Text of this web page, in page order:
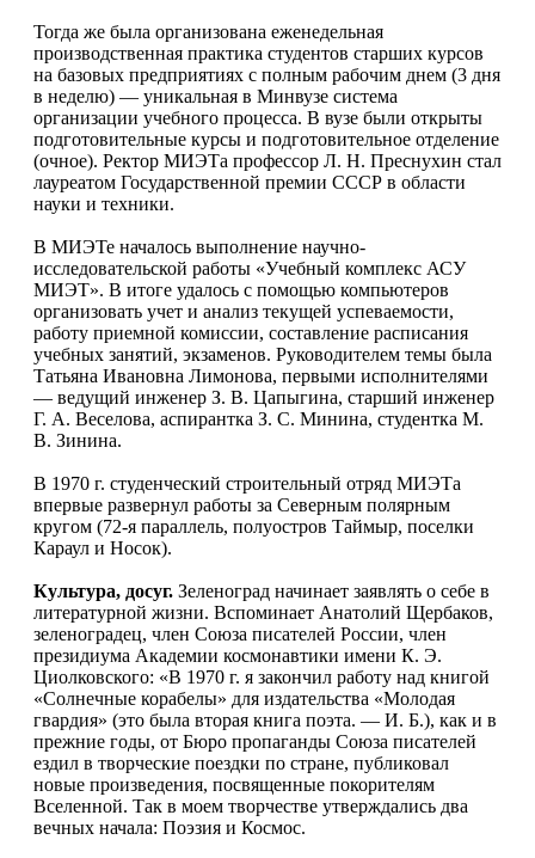
Тогда же была организована еженедельная
производственная практика студентов старших курсов
на базовых предприятиях с полным рабочим днем (3 дня
в неделю) — уникальная в Минвузе система
организации учебного процесса. В вузе были открыты
подготовительные курсы и подготовительное отделение
(очное). Ректор МИЭТа профессор Л. Н. Преснухин стал
лауреатом Государственной премии СССР в области
науки и техники.
В МИЭТе началось выполнение научно-
исследовательской работы «Учебный комплекс АСУ
МИЭТ». В итоге удалось с помощью компьютеров
организовать учет и анализ текущей успеваемости,
работу приемной комиссии, составление расписания
учебных занятий, экзаменов. Руководителем темы была
Татьяна Ивановна Лимонова, первыми исполнителями
— ведущий инженер З. В. Цапыгина, старший инженер
Г. А. Веселова, аспирантка З. С. Минина, студентка М.
В. Зинина.
В 1970 г. студенческий строительный отряд МИЭТа
впервые развернул работы за Северным полярным
кругом (72-я параллель, полуостров Таймыр, поселки
Караул и Носок).
Культура, досуг. Зеленоград начинает заявлять о себе в
литературной жизни. Вспоминает Анатолий Щербаков,
зеленоградец, член Союза писателей России, член
президиума Академии космонавтики имени К. Э.
Циолковского: «В 1970 г. я закончил работу над книгой
«Солнечные корабелы» для издательства «Молодая
гвардия» (это была вторая книга поэта. — И. Б.), как и в
прежние годы, от Бюро пропаганды Союза писателей
ездил в творческие поездки по стране, публиковал
новые произведения, посвященные покорителям
Вселенной. Так в моем творчестве утверждались два
вечных начала: Поэзия и Космос.